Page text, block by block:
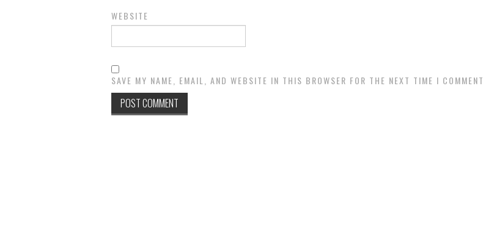
WEBSITE
SAVE MY NAME, EMAIL, AND WEBSITE IN THIS BROWSER FOR THE NEXT TIME I COMMENT.